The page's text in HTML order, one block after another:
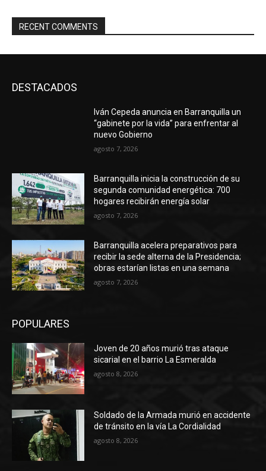
RECENT COMMENTS
DESTACADOS
Iván Cepeda anuncia en Barranquilla un
“gabinete por la vida” para enfrentar al
nuevo Gobierno
agosto 7, 2026
Barranquilla inicia la construcción de su
segunda comunidad energética: 700
hogares recibirán energía solar
agosto 7, 2026
Barranquilla acelera preparativos para
recibir la sede alterna de la Presidencia;
obras estarían listas en una semana
agosto 7, 2026
POPULARES
Joven de 20 años murió tras ataque
sicarial en el barrio La Esmeralda
agosto 8, 2026
Soldado de la Armada murió en accidente
de tránsito en la vía La Cordialidad
agosto 8, 2026